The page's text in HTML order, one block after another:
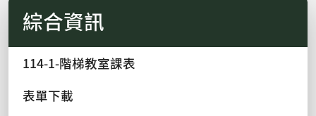
綜合資訊
114-1-階梯教室課表
表單下載